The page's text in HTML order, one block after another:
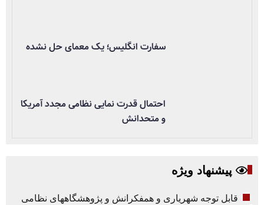
سفارت انگلیس؛ یک معمای حل نشده
احتمال قدرت نمایی نظامی مجدد آمریکا
و متحدانش
پیشنهاد ویژه
قابل توجه شهریاری و همفکرانش و پژوهشگاههای نظامی